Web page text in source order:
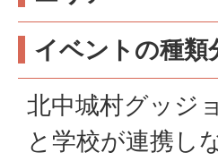
イベントの種類
北中城村グッジ
と学校が連携し